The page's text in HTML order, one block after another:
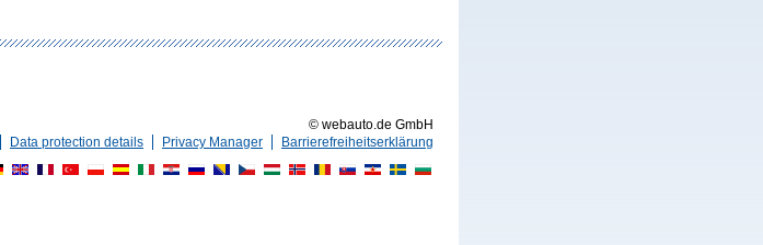
© webauto.de GmbH
Data protection details Privacy Manager
Barrierefreiheitserklärung